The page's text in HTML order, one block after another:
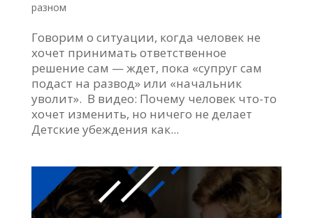
разном
Говорим о ситуации, когда человек не
хочет принимать ответственное
решение сам — ждет, пока «супруг сам
подаст на развод» или «начальник
уволит». В видео: Почему человек что-то
хочет изменить, но ничего не делает
Детские убеждения как...